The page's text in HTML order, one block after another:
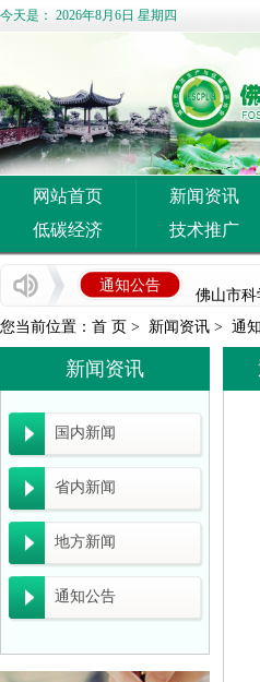
今天是： 2026年8月6日 星期四
网站首页 新闻资讯
低碳经济
技术推广
通知公告
企业推
佛山市
佛山市
国家发
佛山市
广东省
广东省
广东省
一图读
工业和
广东“十
您当前位置： 首 页 > 新闻资讯 > 通
新闻资讯
国内新闻
省内新闻
地方新闻
通知公告